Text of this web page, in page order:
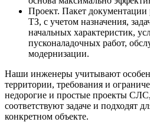
Проект. Пакет документации
ТЗ, с учетом назначения,
начальных характеристик,
пусконаладочных работ,
модернизации.
Наши инженеры учитывают
территории, требования и
недорогие и простые проекты
соответствуют задаче и подходят
конкретном объекте.